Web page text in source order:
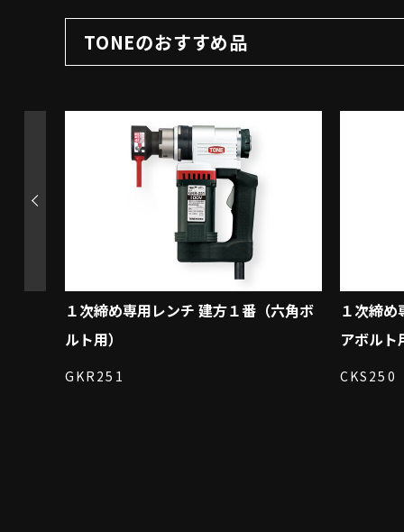
TONEのおすすめ品
１次締め専用レンチ 建方１番（六角ボ
ルト用）
GKR251
１次締
アボルト
CKS250